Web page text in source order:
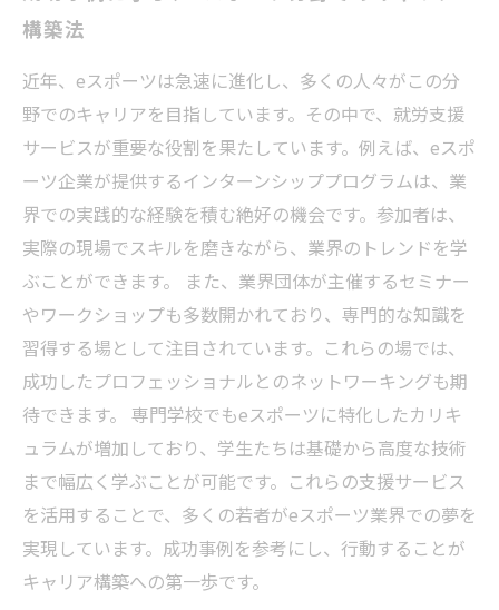
構築法
近年、eスポーツは急速に進化し、多くの人々がこの分
野でのキャリアを目指しています。その中で、就労支援
サービスが重要な役割を果たしています。例えば、eスポ
ーツ企業が提供するインターンシッププログラムは、業
界での実践的な経験を積む絶好の機会です。参加者は、
実際の現場でスキルを磨きながら、業界のトレンドを学
ぶことができます。 また、業界団体が主催するセミナー
やワークショップも多数開かれており、専門的な知識を
習得する場として注目されています。これらの場では、
成功したプロフェッショナルとのネットワーキングも期
待できます。 専門学校でもeスポーツに特化したカリキ
ュラムが増加しており、学生たちは基礎から高度な技術
まで幅広く学ぶことが可能です。これらの支援サービス
を活用することで、多くの若者がeスポーツ業界での夢を
実現しています。成功事例を参考にし、行動することが
キャリア構築への第一歩です。